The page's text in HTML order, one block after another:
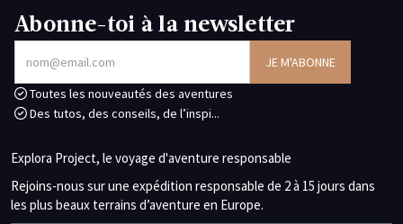
Abonne-toi à la newsletter
Toutes les nouveautés des aventures
Des tutos, des conseils, de l’inspi...
Explora Project, le voyage d'aventure responsable
Rejoins-nous sur une expédition responsable de 2 à 15 jours dans
les plus beaux terrains d’aventure en Europe.